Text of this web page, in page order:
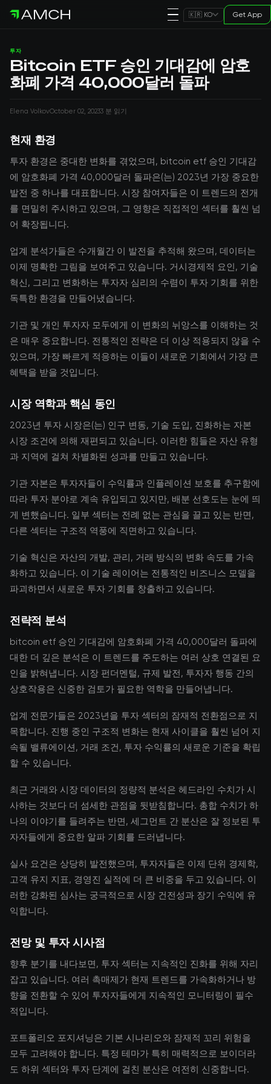
🇰🇷 KO Get App
투자
Bitcoin ETF 승인 기대감에 암호
화폐 가격 40,000달러 돌파
Elena VolkovOctober 02, 20233 분 읽기
현재 환경
투자 환경은 중대한 변화를 겪었으며, bitcoin etf 승인 기대감
에 암호화폐 가격 40,000달러 돌파은(는) 2023년 가장 중요한
발전 중 하나를 대표합니다. 시장 참여자들은 이 트렌드의 전개
를 면밀히 주시하고 있으며, 그 영향은 직접적인 섹터를 훨씬 넘
어 확장됩니다.
업계 분석가들은 수개월간 이 발전을 추적해 왔으며, 데이터는
이제 명확한 그림을 보여주고 있습니다. 거시경제적 요인, 기술
혁신, 그리고 변화하는 투자자 심리의 수렴이 투자 기회를 위한
독특한 환경을 만들어냈습니다.
기관 및 개인 투자자 모두에게 이 변화의 뉘앙스를 이해하는 것
은 매우 중요합니다. 전통적인 전략은 더 이상 적용되지 않을 수
있으며, 가장 빠르게 적응하는 이들이 새로운 기회에서 가장 큰
혜택을 받을 것입니다.
시장 역학과 핵심 동인
2023년 투자 시장은(는) 인구 변동, 기술 도입, 진화하는 자본
시장 조건에 의해 재편되고 있습니다. 이러한 힘들은 자산 유형
과 지역에 걸쳐 차별화된 성과를 만들고 있습니다.
기관 자본은 투자자들이 수익률과 인플레이션 보호를 추구함에
따라 투자 분야로 계속 유입되고 있지만, 배분 선호도는 눈에 띄
게 변했습니다. 일부 섹터는 전례 없는 관심을 끌고 있는 반면,
다른 섹터는 구조적 역풍에 직면하고 있습니다.
기술 혁신은 자산의 개발, 관리, 거래 방식의 변화 속도를 가속
화하고 있습니다. 이 기술 레이어는 전통적인 비즈니스 모델을
파괴하면서 새로운 투자 기회를 창출하고 있습니다.
전략적 분석
bitcoin etf 승인 기대감에 암호화폐 가격 40,000달러 돌파에
대한 더 깊은 분석은 이 트렌드를 주도하는 여러 상호 연결된 요
인을 밝혀냅니다. 시장 펀더멘털, 규제 발전, 투자자 행동 간의
상호작용은 신중한 검토가 필요한 역학을 만들어냅니다.
업계 전문가들은 2023년을 투자 섹터의 잠재적 전환점으로 지
목합니다. 진행 중인 구조적 변화는 현재 사이클을 훨씬 넘어 지
속될 밸류에이션, 거래 조건, 투자 수익률의 새로운 기준을 확립
할 수 있습니다.
최근 거래와 시장 데이터의 정량적 분석은 헤드라인 수치가 시
사하는 것보다 더 섬세한 관점을 뒷받침합니다. 총합 수치가 하
나의 이야기를 들려주는 반면, 세그먼트 간 분산은 잘 정보된 투
자자들에게 중요한 알파 기회를 드러냅니다.
실사 요건은 상당히 발전했으며, 투자자들은 이제 단위 경제학,
고객 유지 지표, 경영진 실적에 더 큰 비중을 두고 있습니다. 이
러한 강화된 심사는 궁극적으로 시장 건전성과 장기 수익에 유
익합니다.
전망 및 투자 시사점
향후 분기를 내다보면, 투자 섹터는 지속적인 진화를 위해 자리
잡고 있습니다. 여러 촉매제가 현재 트렌드를 가속화하거나 방
향을 전환할 수 있어 투자자들에게 지속적인 모니터링이 필수
적입니다.
포트폴리오 포지셔닝은 기본 시나리오와 잠재적 꼬리 위험을
모두 고려해야 합니다. 특정 테마가 특히 매력적으로 보이더라
도 하위 섹터와 투자 단계에 걸친 분산은 여전히 신중합니다.